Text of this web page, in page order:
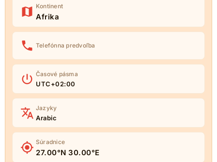
Kontinent
Afrika
Telefónna predvoľba
Časové pásma
UTC+02:00
Jazyky
Arabic
Súradnice
27.00°N 30.00°E